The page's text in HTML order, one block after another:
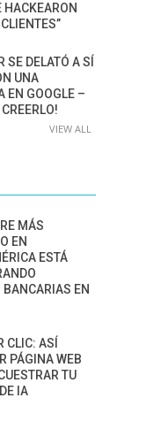
CÓMO LOS HACKERS
MANIPULAN GITHUB
COPILOT DENTRO DE VS
HACKEARON
SE DELATÓ A SÍ
UNA
EN GOOGLE –
VIEW ALL
MÁS
EN
ESTÁ
EN
CLIC: ASÍ
PÁGINA WEB
TU
IA